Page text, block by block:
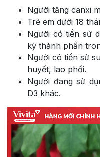
Người tăng canxi
Trẻ em dưới 18
Người có tiền sử
kỳ thành phần
Người có tiền sử
huyết, lao phổi.
Người đang sử
D3 khác.